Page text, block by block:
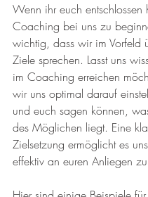
Wenn ihr euch entschlossen
Coaching bei uns zu
wichtig, dass wir im Vorfeld
Ziele sprechen. Lasst uns
im Coaching erreichen
wir uns optimal darauf
und euch sagen können,
des Möglichen liegt. Eine
Zielsetzung ermöglicht es
effektiv an euren Anliegen